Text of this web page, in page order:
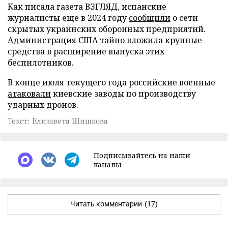
Как писала газета ВЗГЛЯД, испанские
журналисты еще в 2024 годусообщили о сети
скрытых украинских оборонных предприятий.
Администрация США тайновложилакрупные
средства в расширение выпуска этих
беспилотников.
В конце июля текущего года российские военные
атаковаликиевские заводы по производству
ударных дронов.
Текст: Елизавета Шишкова
Подписывайтесь на наши
каналы
Читать комментарии (17)